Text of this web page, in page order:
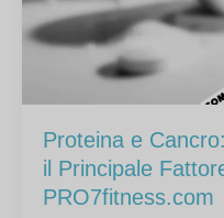
Proteina e
il Principale
PRO7fitness.com